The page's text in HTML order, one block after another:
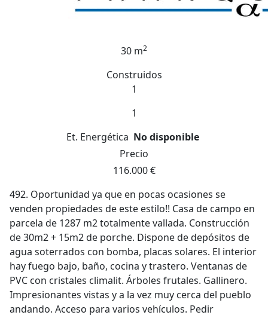
30 m2
Construidos
1
1
Et. Energética No disponible
Precio
116.000 €
492. Oportunidad ya que en pocas ocasiones se
venden propiedades de este estilo!! Casa de campo en
parcela de 1287 m2 totalmente vallada. Construcción
de 30m2 + 15m2 de porche. Dispone de depósitos de
agua soterrados con bomba, placas solares. El interior
hay fuego bajo, baño, cocina y trastero. Ventanas de
PVC con cristales climalit. Árboles frutales. Gallinero.
Impresionantes vistas y a la vez muy cerca del pueblo
andando. Acceso para varios vehículos. Pedir